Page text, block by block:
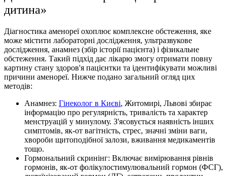
дитина»
Діагностика аменореї охоплює комплексне обстеження, яке
може містити лабораторні дослідження, ультразвукове
дослідження, анамнез (збір історії пацієнта) і фізикальне
обстеження. Такий підхід дає лікарю змогу отримати повну
картину стану здоров'я пацієнтки та ідентифікувати можливі
причини аменореї. Нижче подано загальний огляд цих
методів:
Анамнез: Гінеколог в Києві, Житомирі, Львові збирає
інформацію про регулярність, тривалість та характер
менструацій у минулому. З'ясовується наявність інших
симптомів, як-от вагітність, стрес, значні зміни ваги,
хвороби щитоподібної залози, вживання медикаментів
тощо.
Гормональний скринінг: Включає вимірювання рівнів
гормонів, як-от фолікулостимулювальний гормон (ФСГ),